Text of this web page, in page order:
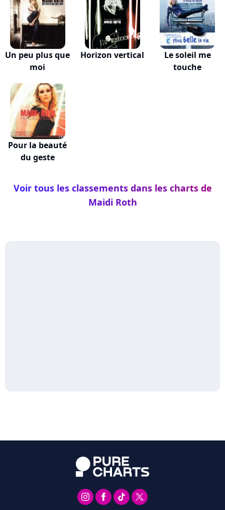
Un peu plus que
moi
Horizon vertical
Le soleil me
touche
Pour la beauté
du geste
Voir tous les classements dans les charts de
Maidi Roth